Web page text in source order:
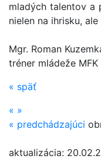
mladých talentov a
nielen na ihrisku,
Mgr. Roman
tréner mládeže
« späť
« »
« predchádzajúci
aktualizácia: